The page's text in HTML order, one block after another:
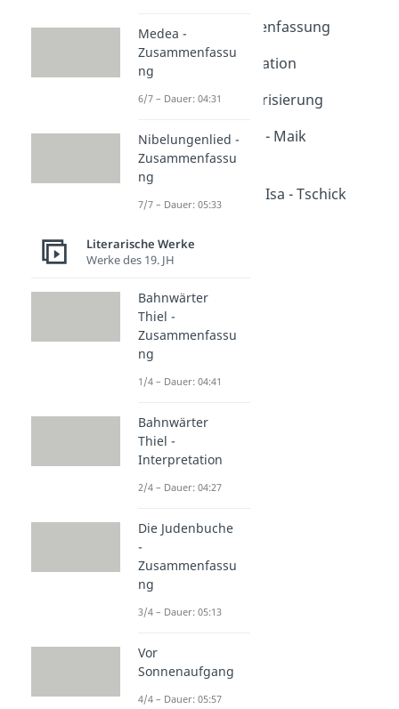
Tschick - Zusammenfassung
Dauer: 04:19
Tschick - Interpretation
Dauer: 04:38
Tschick - Charakterisierung
Charakterisierung - Maik
Klingenberg
Dauer: 02:40
Charakterisierung Isa - Tschick
Dauer: 02:33
Medea -
Zusammenfassu
ng
6/7 – Dauer: 04:31
Nibelungenlied -
Zusammenfassu
ng
7/7 – Dauer: 05:33
Literarische Werke
Werke des 19. JH
Bahnwärter
Thiel -
Zusammenfassu
ng
1/4 – Dauer: 04:41
Bahnwärter
Thiel -
Interpretation
2/4 – Dauer: 04:27
Die Judenbuche
-
Zusammenfassu
ng
3/4 – Dauer: 05:13
Vor
Sonnenaufgang
4/4 – Dauer: 05:57